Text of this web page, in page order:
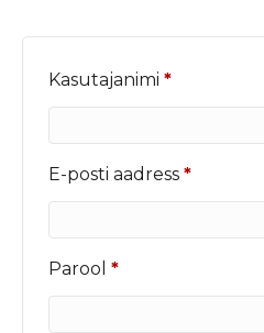
Kasutajanimi *Nõutud
E-posti aadress *Nõutud
Parool *Nõutud